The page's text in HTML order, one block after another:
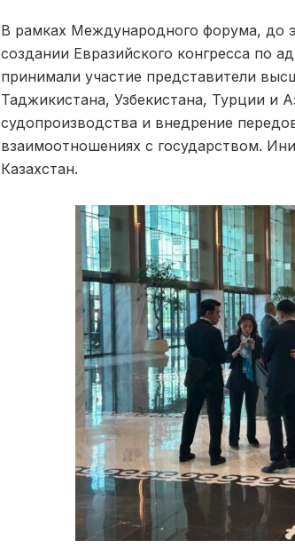
В рамках Международного форума, до
создании Евразийского конгресса по
принимали участие представители
Таджикистана, Узбекистана, Турции и
судопроизводства и внедрение
взаимоотношениях с государством.
Казахстан.